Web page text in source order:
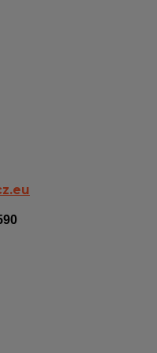
001 590